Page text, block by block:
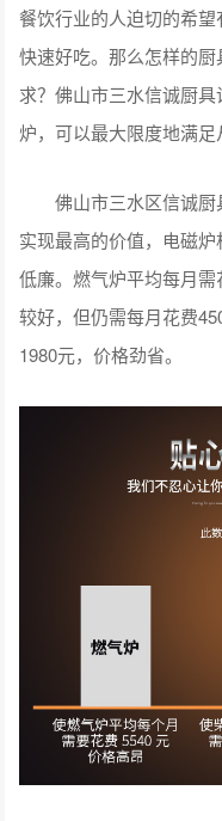
餐饮行业的人迫切的希
快速好吃。那么怎样的
求？佛山市三水信诚厨
炉，可以最大限度地满足
佛山市三水区信诚厨
实现最高的价值，电磁
低廉。燃气炉平均每月
较好，但仍需每月花费
1980元，价格劲省。